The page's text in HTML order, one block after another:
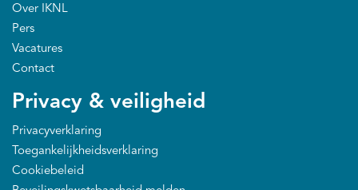
Over IKNL
Pers
Vacatures
Contact
Privacy & veiligheid
Privacyverklaring
Toegankelijkheidsverklaring
Cookiebeleid